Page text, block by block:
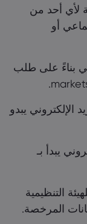
لأي أحد من
أو
بناءً على طلب
الإلكتروني يبدو
يبدأ بـ
التنظيمية
المرخصة.